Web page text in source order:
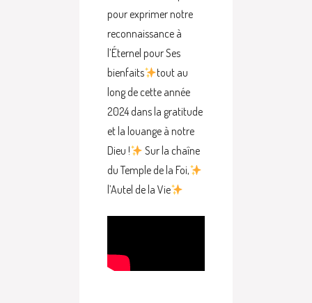
pour exprimer notre
reconnaissance à
l’Éternel pour Ses
bienfaits
tout au
long de cette année
2024 dans la gratitude
et la louange à notre
Dieu !
Sur la chaîne
du Temple de la Foi,
l’Autel de la Vie